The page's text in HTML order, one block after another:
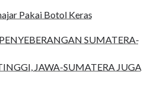
Pakai Botol Keras
SUMATERA-
JAWA-SUMATERA JUGA